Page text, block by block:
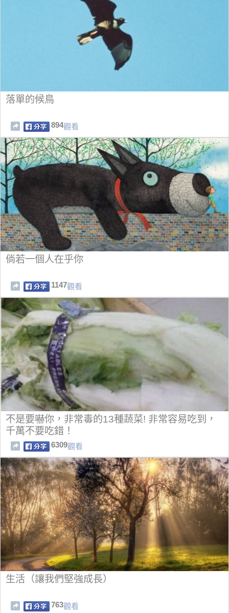
落單的候鳥
894觀看
倘若一個人在乎你
1147觀看
不是要嚇你，非常毒的13種蔬菜! 非常容易吃到，
千萬不要吃錯！
6309觀看
生活（讓我們堅強成長）
763觀看